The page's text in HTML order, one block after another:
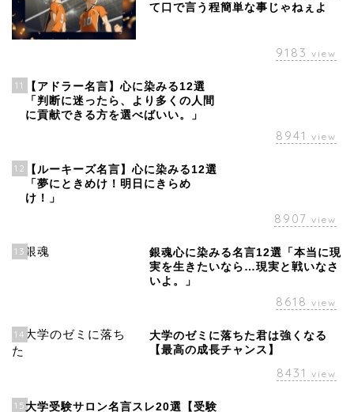
て口で言う程簡単な事じゃねぇよ
9183 view
11
【アドラー名言】心に染みる12選
「判断に迷ったら、より多くの人間
に貢献できる方を選べばいい。」
8941 view
12
【ルーキーズ名言】心に染みる12選
「夢にときめけ！明日にきらめ
け！」
8907 view
13
銀魂心に染みる名言12選「本当に現
実を生きたいなら…現実と戦いなさ
いよ。」
8618 view
14
大学のゼミに落ちた君は強くなる
【最高の成長チャンス】
8431 view
15 大学受験サロン名言スレ20選【受験